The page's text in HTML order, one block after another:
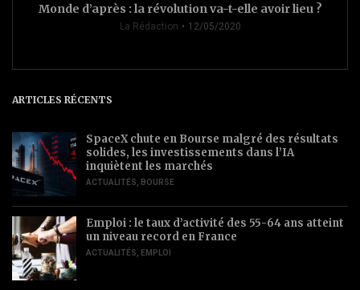
Monde d’après : la révolution va-t-elle avoir lieu ?
La Rédaction 12/05/2020
ARTICLES RÉCENTS
SpaceX chute en Bourse malgré des résultats
solides, les investissements dans l’IA
inquiètent les marchés
ACTUALITÉS BOURSE
Emploi : le taux d’activité des 55-64 ans atteint
un niveau record en France
ACTUALITÉS EMPLOI